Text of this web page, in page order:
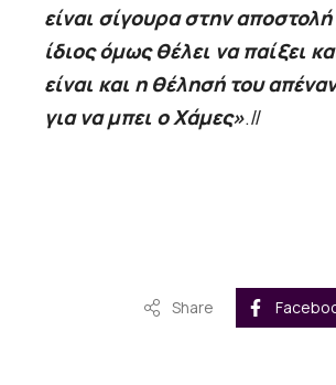
είναι σίγουρα στην
ίδιος όμως θέλει να παίξει
είναι και η θέλησή του
για να μπει ο Χάμες».//
Share